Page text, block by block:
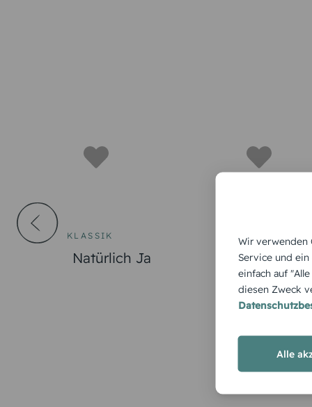
KLASSIK
Natürlich Ja
BLUMEN
Edelblatt
Wir verwenden
Service und
einfach auf
diesen Zweck
Alle